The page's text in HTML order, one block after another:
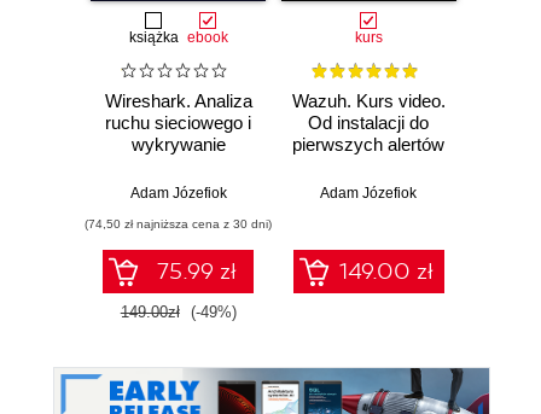
książka ebook
Wireshark. Analiza
ruchu sieciowego i
wykrywanie
Adam Józefiok
(74,50 zł najniższa cena z 30 dni)
75.99 zł
149.00zł (-49%)
kurs
Wazuh. Kurs video.
Od instalacji do
pierwszych alertów
Adam Józefiok
149.00 zł